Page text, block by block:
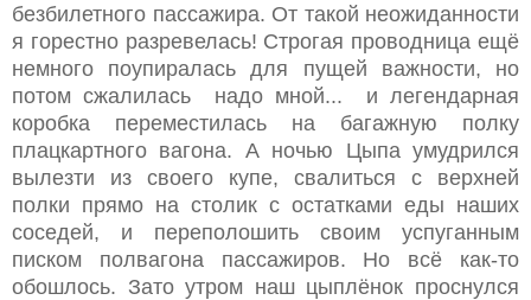
безбилетного пассажира. От такой неожиданности
я горестно разревелась! Строгая проводница ещё
немного поупиралась для пущей важности, но
потом сжалилась надо мной... и легендарная
коробка переместилась на багажную полку
плацкартного вагона. А ночью Цыпа умудрился
вылезти из своего купе, свалиться с верхней
полки прямо на столик с остатками еды наших
соседей, и переполошить своим успуганным
писком полвагона пассажиров. Но всё как-то
обошлось. Зато утром наш цыплёнок проснулся